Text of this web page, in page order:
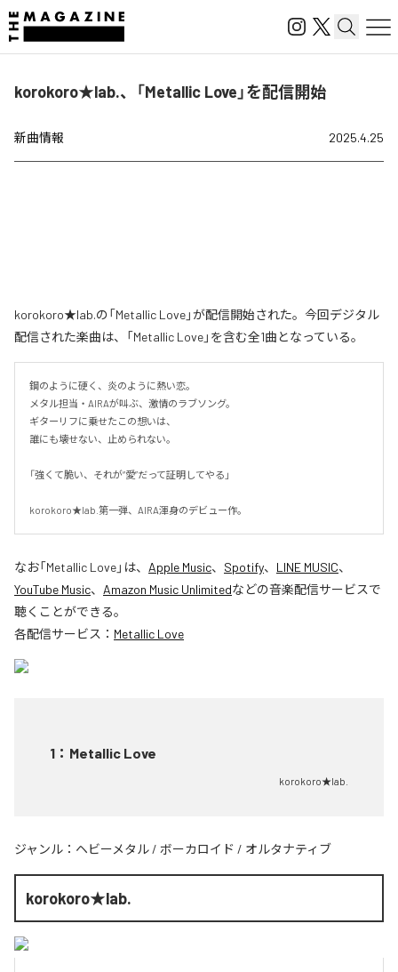
korokoro★lab.、「Metallic Love」を配信開始
新曲情報 2025.4.25
korokoro★lab.の「Metallic Love」が配信開始された。今回デジタル
配信された楽曲は、「Metallic Love」を含む全1曲となっている。
鋼のように硬く、炎のように熱い恋。
メタル担当・AIRAが叫ぶ、激情のラブソング。
ギターリフに乗せたこの想いは、
誰にも壊せない、止められない。
「強くて脆い、それが“愛”だって証明してやる」
korokoro★lab.第一弾、AIRA渾身のデビュー作。
なお「Metallic Love」は、 Apple Music、 Spotify、 LINE MUSIC、
YouTube Music、 Amazon Music Unlimitedなどの音楽配信サービスで
聴くことができる。
各配信サービス： Metallic Love
1 ： Metallic Love
korokoro★lab.
ジャンル： ヘビーメタル / ボーカロイド / オルタナティブ
korokoro★lab.